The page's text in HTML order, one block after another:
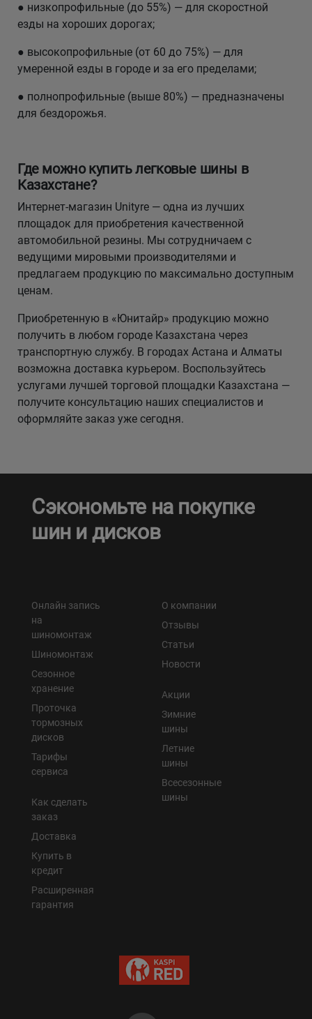
● низкопрофильные (до 55%) — для скоростной
езды на хороших дорогах;
● высокопрофильные (от 60 до 75%) — для
умеренной езды в городе и за его пределами;
● полнопрофильные (выше 80%) — предназначены
для бездорожья.
Где можно купить легковые шины в
Казахстане?
Интернет-магазин Unityre — одна из лучших
площадок для приобретения качественной
автомобильной резины. Мы сотрудничаем с
ведущими мировыми производителями и
предлагаем продукцию по максимально доступным
ценам.
Приобретенную в «Юнитайр» продукцию можно
получить в любом городе Казахстана через
транспортную службу. В городах Астана и Алматы
возможна доставка курьером. Воспользуйтесь
услугами лучшей торговой площадки Казахстана —
получите консультацию наших специалистов и
оформляйте заказ уже сегодня.
Сэкономьте на покупке
шин и дисков
Онлайн запись
на
шиномонтаж
Шиномонтаж
Сезонное
хранение
Проточка
тормозных
дисков
Тарифы
сервиса
Как сделать
заказ
Доставка
Купить в
кредит
Расширенная
гарантия
О компании
Отзывы
Статьи
Новости
Акции
Зимние
шины
Летние
шины
Всесезонные
шины